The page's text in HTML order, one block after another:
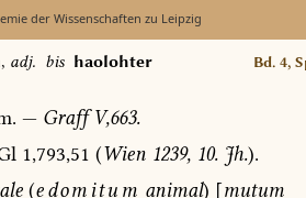
der Wissenschaften zu Leipzig
, adj. bis haolohter Bd. 4,
— GraffV,663.
1,793,51 (Wien1239, 10.Jh.).
(edomitum animal) [mutum